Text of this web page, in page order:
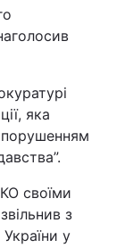
яка
порушенням
своїми
з
у